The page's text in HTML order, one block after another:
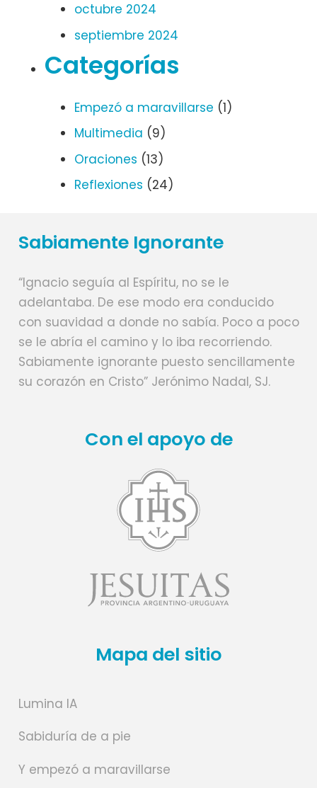
octubre 2024
septiembre 2024
Categorías
Empezó a maravillarse (1)
Multimedia (9)
Oraciones (13)
Reflexiones (24)
Sabiamente Ignorante
“Ignacio seguía al Espíritu, no se le
adelantaba. De ese modo era conducido
con suavidad a donde no sabía. Poco a poco
se le abría el camino y lo iba recorriendo.
Sabiamente ignorante puesto sencillamente
su corazón en Cristo” Jerónimo Nadal, SJ.
Con el apoyo de
Mapa del sitio
Lumina IA
Sabiduría de a pie
Y empezó a maravillarse